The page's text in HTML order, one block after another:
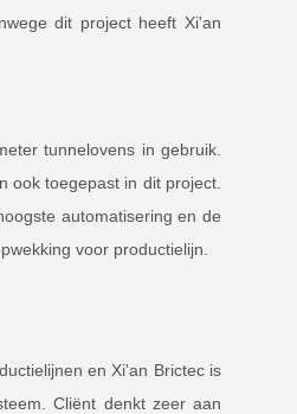
dit project heeft Xi'an
tunnelovens in gebruik.
ook toegepast in dit project.
automatisering en de
voor productielijn.
en Xi'an Brictec is
Cliënt denkt zeer aan